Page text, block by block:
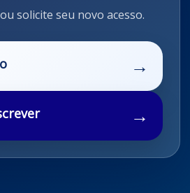
solicite seu novo acesso.